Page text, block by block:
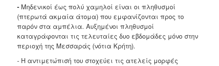
- Μηδενικοί έως πολύ χαμηλοί είναι οι πληθυσμοί
(πτερωτά ακμαία άτομα) που εμφανίζονται προς το
παρόν στα αμπέλια. Αυξημένοι πληθυσμοί
καταγράφονται τις τελευταίες δυο εβδομάδες μόνο στην
περιοχή της Μεσσαράς (νότια Κρήτη).
- Η αντιμετώπισή του στοχεύει τις ατελείς μορφές